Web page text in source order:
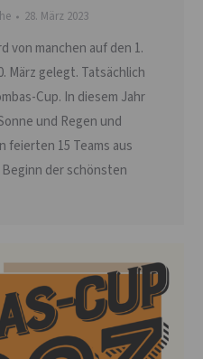
28. März 2023
von manchen auf den 1.
März gelegt. Tatsächlich
Cup. In diesem Jahr
und Regen und
feierten 15 Teams aus
der schönsten